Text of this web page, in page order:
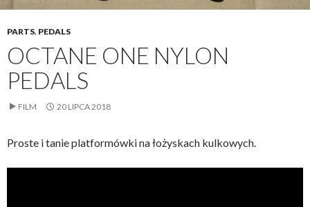
PARTS, PEDALS
OCTANE ONE NYLON
PEDALS
FILM 20 LIPCA 2018
Proste i tanie platformówki na łożyskach kulkowych.